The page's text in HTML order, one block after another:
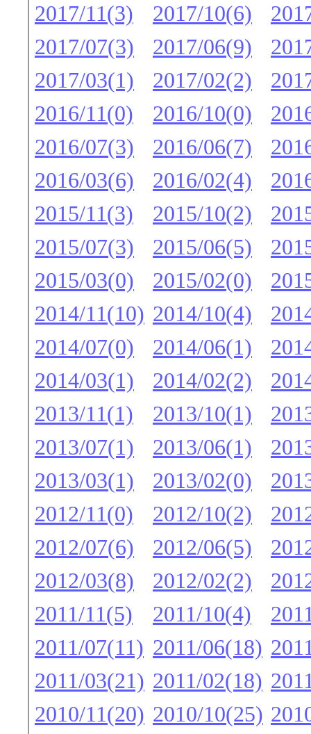
2017/11(3)
2017/10(6)
2017/07(3)
2017/06(9)
2017/03(1)
2017/02(2)
2016/11(0)
2016/10(0)
2016/07(3)
2016/06(7)
2016/03(6)
2016/02(4)
2015/11(3)
2015/10(2)
2015/07(3)
2015/06(5)
2015/03(0)
2015/02(0)
2014/11(10) 2014/10(4)
2014/07(0)
2014/06(1)
2014/03(1)
2014/02(2)
2013/11(1)
2013/10(1)
2013/07(1)
2013/06(1)
2013/03(1)
2013/02(0)
2012/11(0)
2012/10(2)
2012/07(6)
2012/06(5)
2012/03(8)
2012/02(2)
2011/11(5)
2011/10(4)
2011/07(11) 2011/06(18)
2011/03(21) 2011/02(18)
2010/11(20) 2010/10(25)